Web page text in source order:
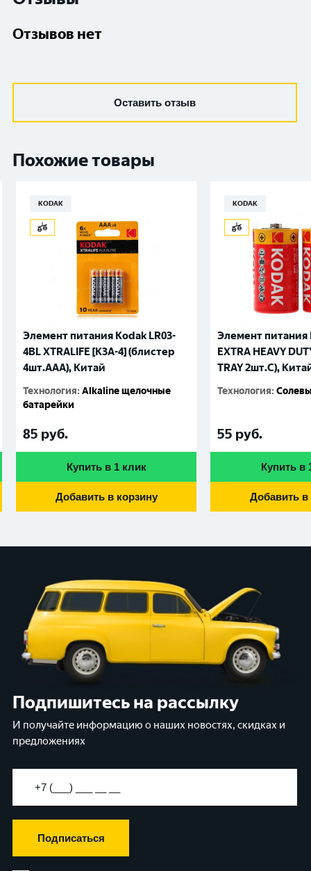
Отзывов нет
Оставить отзыв
Похожие товары
KODAK
Элемент питания Kodak LR03-
4BL XTRALIFE [K3A-4] (блистер
4шт.AАА), Китай
Технология:Alkaline щелочные
батарейки
85 руб.
Купить в 1 клик
Добавить в корзину
KODAK
Элемент питания
EXTRA HEAVY
TRAY 2шт.C),
Технология:
55 руб.
Купить в
Добавить в
Подпишитесь на рассылку
И получайте информацию о наших новостях, скидках и
предложениях
Подписаться